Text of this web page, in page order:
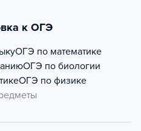
к ОГЭ
ОГЭ по математике
ОГЭ по биологии
ОГЭ по физике